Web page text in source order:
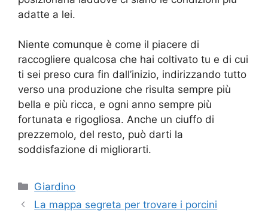
adatte a lei.
Niente comunque è come il piacere di
raccogliere qualcosa che hai coltivato tu e di cui
ti sei preso cura fin dall’inizio, indirizzando tutto
verso una produzione che risulta sempre più
bella e più ricca, e ogni anno sempre più
fortunata e rigogliosa. Anche un ciuffo di
prezzemolo, del resto, può darti la
soddisfazione di migliorarti.
Categorie
Giardino
La mappa segreta per trovare i porcini